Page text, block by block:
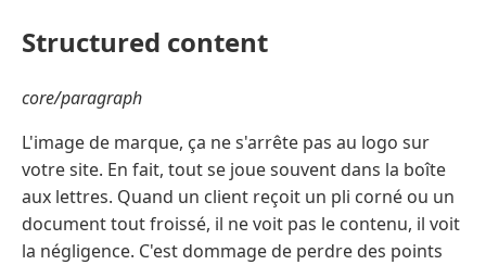
Structured content
core/paragraph
L'image de marque, ça ne s'arrête pas au logo sur
votre site. En fait, tout se joue souvent dans la boîte
aux lettres. Quand un client reçoit un pli corné ou un
document tout froissé, il ne voit pas le contenu, il voit
la négligence. C'est dommage de perdre des points